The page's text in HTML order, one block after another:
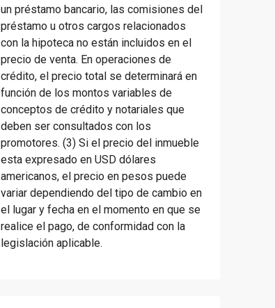
un préstamo bancario, las comisiones del
préstamo u otros cargos relacionados
con la hipoteca no están incluidos en el
precio de venta. En operaciones de
crédito, el precio total se determinará en
función de los montos variables de
conceptos de crédito y notariales que
deben ser consultados con los
promotores. (3) Si el precio del inmueble
esta expresado en USD dólares
americanos, el precio en pesos puede
variar dependiendo del tipo de cambio en
el lugar y fecha en el momento en que se
realice el pago, de conformidad con la
legislación aplicable.